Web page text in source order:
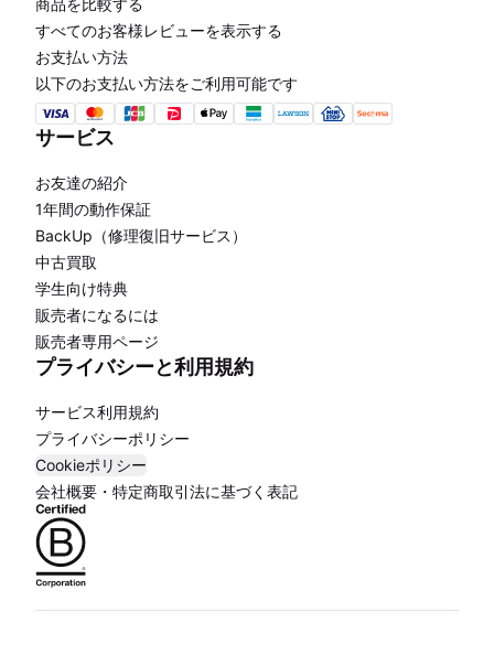
商品を比較する
すべてのお客様レビューを表示する
お支払い方法
以下のお支払い方法をご利用可能です
サービス
お友達の紹介
1年間の動作保証
BackUp（修理復旧サービス）
中古買取
学生向け特典
販売者になるには
販売者専用ページ
プライバシーと利用規約
サービス利用規約
プライバシーポリシー
Cookieポリシー
会社概要・特定商取引法に基づく表記